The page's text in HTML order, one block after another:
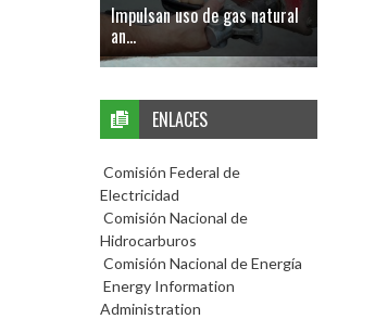
Impulsan uso de gas natural
an...
ENLACES
Comisión Federal de
Electricidad
Comisión Nacional de
Hidrocarburos
Comisión Nacional de Energía
Energy Information
Administration